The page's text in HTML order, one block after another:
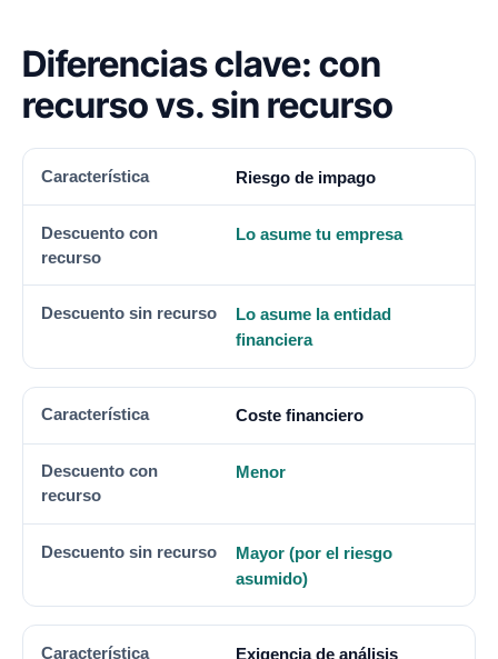
Diferencias clave: con
recurso vs. sin recurso
CARACTERÍSTICA DESCUENTO CON RECURSO
Riesgo de impago
Lo asume tu empresa
Lo asume la entidad
financiera
Coste financiero
Menor
Mayor (por el riesgo
asumido)
Exigencia de análisis